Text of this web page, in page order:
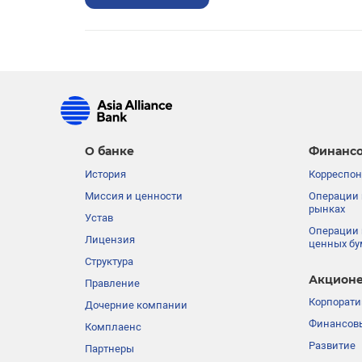
О банке
История
Миссия и ценности
Устав
Лицензия
Структура
Правление
Дочерние компании
Комплаенс
Партнеры
Операции
рынках
Операции
ценных
Развитие